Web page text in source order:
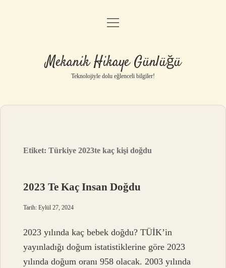
Anasayfa
Yasal Uyarı
menüyü
Mekanik Hikaye Günlüğü
Teknolojiyle dolu eğlenceli bilgiler!
Etiket:Türkiye 2023te kaç kişi doğdu
2023 Te Kaç Insan Doğdu
Tarih: Eylül 27, 2024
2023 yılında kaç bebek doğdu? TÜİK’in
yayınladığı doğum istatistiklerine göre 2023
yılında doğum oranı 958 olacak. 2003 yılında